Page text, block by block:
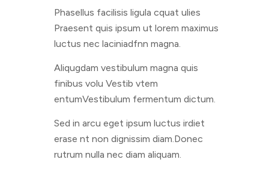
Phasellus facilisis ligula cquat ulies
Praesent quis ipsum ut lorem maximus
luctus nec laciniadfnn magna.
Aliqugdam vestibulum magna quis
finibus volu Vestib vtem
entumVestibulum fermentum dictum.
Sed in arcu eget ipsum luctus irdiet
erase nt non dignissim diam.Donec
rutrum nulla nec diam aliquam.